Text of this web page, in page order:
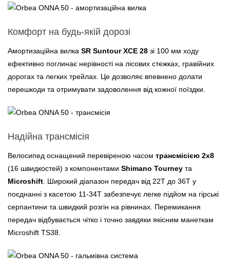
Комфорт на будь-якій дорозі
Амортизаційна вилка SR Suntour XCE 28 зі 100 мм ходу
ефективно поглинає нерівності на лісових стежках, гравійних
дорогах та легких трейлах. Це дозволяє впевнено долати
перешкоди та отримувати задоволення від кожної поїздки.
Надійна трансмісія
Велосипед оснащений перевіреною часом трансмісією 2x8
(16 швидкостей) з компонентами Shimano Tourney та
Microshift . Широкий діапазон передач від 22T до 36T у
поєднанні з касетою 11-34T забезпечує легке підйом на гірські
серпантини та швидкий розгін на рівнинах. Перемикання
передач відбувається чітко і точно завдяки якісним манеткам
Microshift TS38.